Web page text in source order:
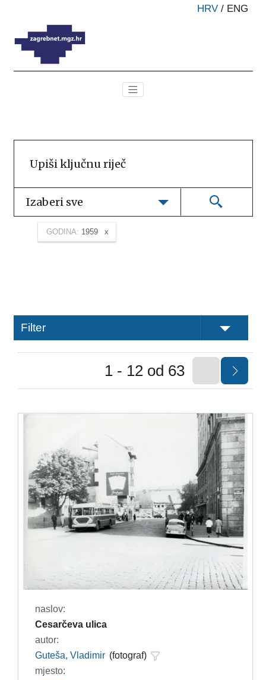
HRV / ENG
Izaberi sve
GODINA: 1959
Filter
1 - 12 od 63
naslov:
Cesarčeva ulica
autor:
Guteša, Vladimir (fotograf)
mjesto: